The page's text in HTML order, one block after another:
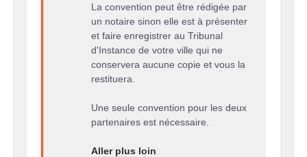
La convention peut être rédigée par
un notaire sinon elle est à présenter
et faire enregistrer au Tribunal
d'Instance de votre ville qui ne
conservera aucune copie et vous la
restituera.
Une seule convention pour les deux
partenaires est nécessaire.
Aller plus loin